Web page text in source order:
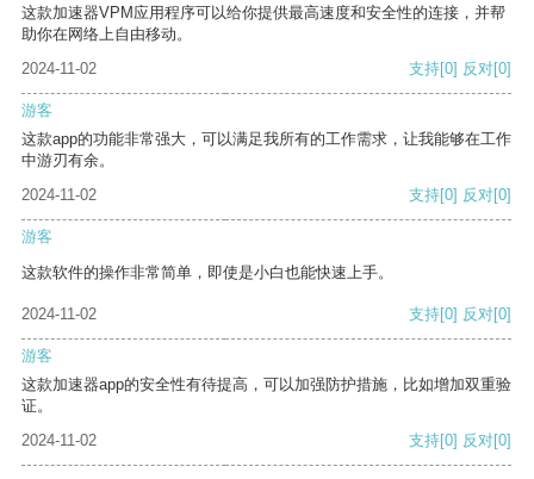
这款加速器VPM应用程序可以给你提供最高速度和安全性的连接，并帮
助你在网络上自由移动。
2024-11-02
支持[0] 反对[0]
游客
这款app的功能非常强大，可以满足我所有的工作需求，让我能够在工作
中游刃有余。
2024-11-02
支持[0] 反对[0]
游客
这款软件的操作非常简单，即使是小白也能快速上手。
2024-11-02 支持[0] 反对[0]
游客
这款加速器app的安全性有待提高，可以加强防护措施，比如增加双重验
证。
2024-11-02
支持[0] 反对[0]